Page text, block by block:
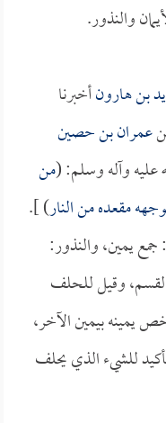
والنذور.
بن هارونأخبرنا
عمران بن حصين
عليه وآله وسلم: (من
مقعده من النار) ].
جمع يمين، والنذور:
وقيل للحلف
يمينه بيمين الآخر،
للشيء الذي يحلف